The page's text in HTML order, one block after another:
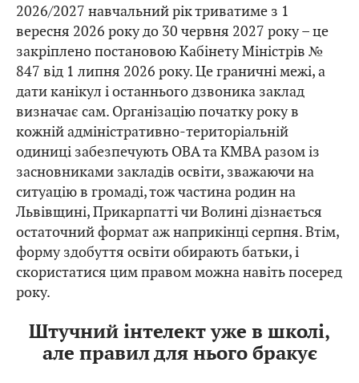
2026/2027 навчальний рік триватиме з 1
вересня 2026 року до 30 червня 2027 року – це
закріплено постановою Кабінету Міністрів №
847 від 1 липня 2026 року. Це граничні межі, а
дати канікул і останнього дзвоника заклад
визначає сам. Організацію початку року в
кожній адміністративно-територіальній
одиниці забезпечують ОВА та КМВА разом із
засновниками закладів освіти, зважаючи на
ситуацію в громаді, тож частина родин на
Львівщині, Прикарпатті чи Волині дізнається
остаточний формат аж наприкінці серпня. Втім,
форму здобуття освіти обирають батьки, і
скористатися цим правом можна навіть посеред
року.
Штучний інтелект уже в школі,
але правил для нього бракує